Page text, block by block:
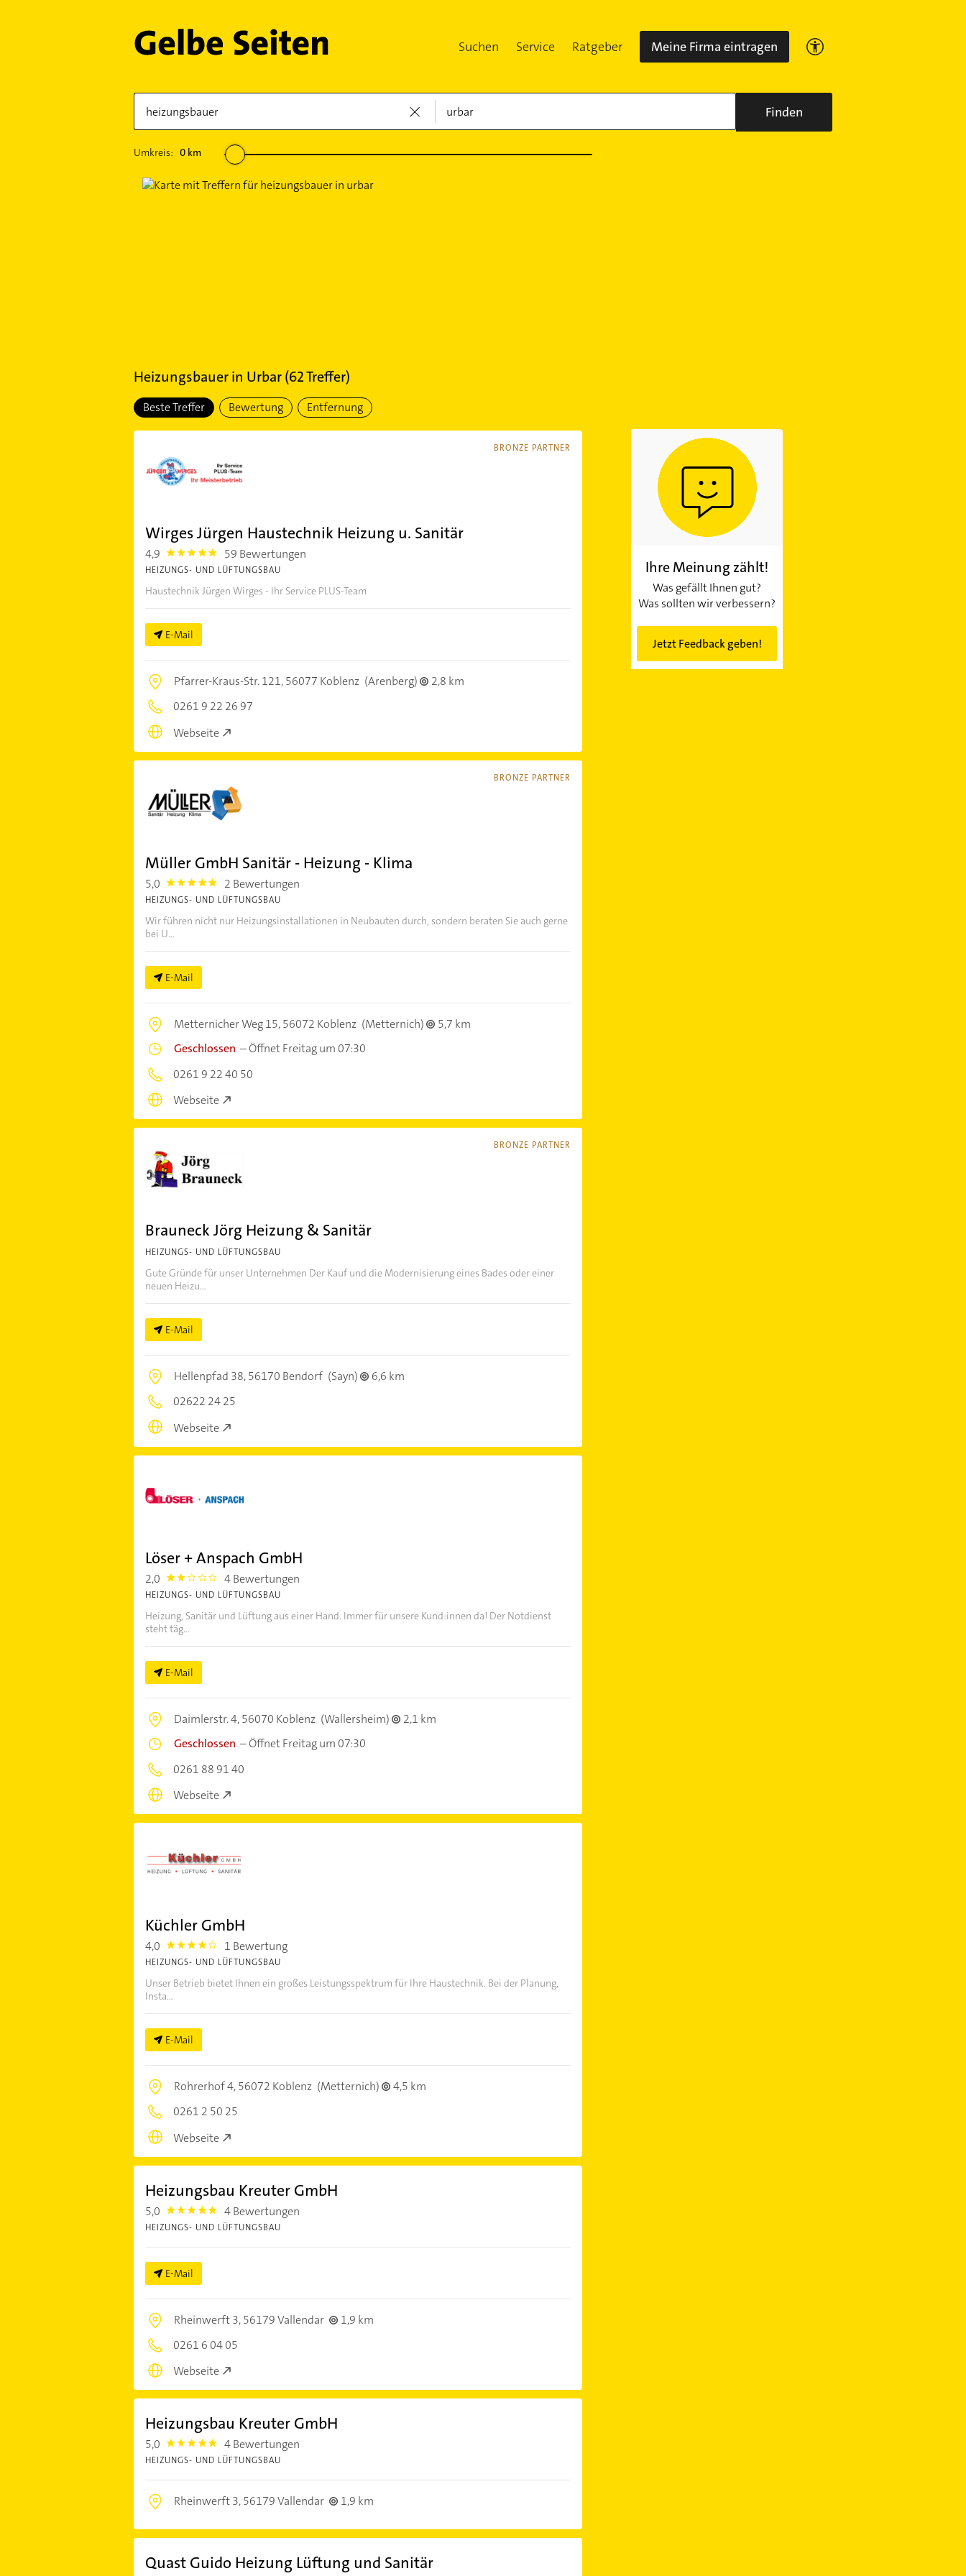
Suchen Service Ratgeber Meine Firma eintragen
Finden
Umkreis: 0km
Heizungsbauerin Urbar(62Treffer)
Beste Treffer Bewertung Entfernung
BRONZE PARTNER
Wirges Jürgen Haustechnik Heizung u. Sanitär
4,9 4.9 59 Bewertungen
HEIZUNGS- UND LÜFTUNGSBAU
Haustechnik Jürgen Wirges - Ihr Service PLUS-Team
E-Mail
Pfarrer-Kraus-Str. 121,56077 Koblenz (Arenberg)
2,8 km
0261 9 22 26 97
Webseite
BRONZE PARTNER
Müller GmbH Sanitär - Heizung - Klima
5,0 5.0 2 Bewertungen
HEIZUNGS- UND LÜFTUNGSBAU
Wir führen nicht nur Heizungsinstallationen in Neubauten durch, sondern beraten Sie auch gerne
bei U...
E-Mail
Metternicher Weg 15,56072 Koblenz (Metternich)
5,7 km
Geschlossen –Öffnet Freitag um 07:30
0261 9 22 40 50
Webseite
BRONZE PARTNER
Brauneck Jörg Heizung & Sanitär
HEIZUNGS- UND LÜFTUNGSBAU
Gute Gründe für unser Unternehmen Der Kauf und die Modernisierung eines Bades oder einer
neuen Heizu...
E-Mail
Hellenpfad 38,56170 Bendorf (Sayn)
6,6 km
02622 24 25
Webseite
Löser + Anspach GmbH
2,0 2.0 4 Bewertungen
HEIZUNGS- UND LÜFTUNGSBAU
Heizung, Sanitär und Lüftung aus einer Hand. Immer für unsere Kund:innen da! Der Notdienst
steht täg...
E-Mail
Daimlerstr. 4,56070 Koblenz (Wallersheim)
2,1 km
Geschlossen –Öffnet Freitag um 07:30
0261 88 91 40
Webseite
Küchler GmbH
4,0 4.0 1 Bewertung
HEIZUNGS- UND LÜFTUNGSBAU
Unser Betrieb bietet Ihnen ein großes Leistungsspektrum für Ihre Haustechnik. Bei der Planung,
Insta...
E-Mail
Rohrerhof 4,56072 Koblenz (Metternich)
4,5 km
0261 2 50 25
Webseite
Heizungsbau Kreuter GmbH
5,0 5.0 4 Bewertungen
HEIZUNGS- UND LÜFTUNGSBAU
E-Mail
Rheinwerft 3,56179 Vallendar
1,9 km
0261 6 04 05
Webseite
Heizungsbau Kreuter GmbH
5,0 5.0 4 Bewertungen
HEIZUNGS- UND LÜFTUNGSBAU
Rheinwerft 3,56179 Vallendar 1,9 km
Quast Guido Heizung Lüftung und Sanitär
Ihre Meinung zählt!
Was gefällt Ihnen gut?
Was sollten wir verbessern?
Jetzt Feedback geben!